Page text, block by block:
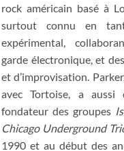
rock américain basé à
surtout connu en
expérimental,
garde électronique, et
et d’improvisation.
avec Tortoise, a aussi
fondateur des groupes
Chicago Underground
1990 et au début des